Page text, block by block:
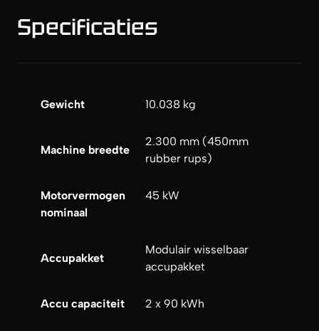
Specificaties
Gewicht 10.038 kg
Machine breedte
2.300 mm (450mm
rubber rups)
Motorvermogen
nominaal
45 kW
Accupakket
Modulair wisselbaar
accupakket
Accu capaciteit 2 x 90 kWh